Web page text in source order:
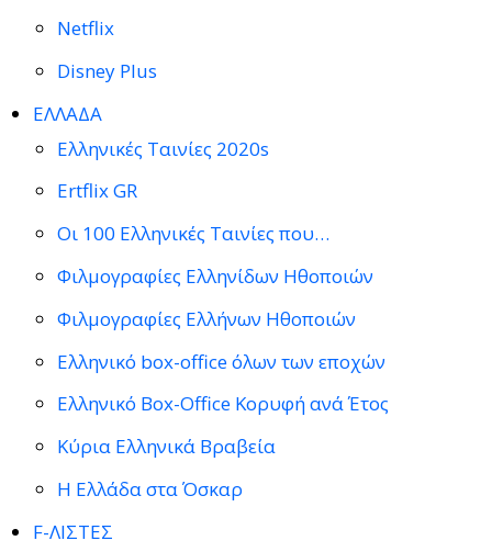
Netflix
Disney Plus
ΕΛΛΑΔΑ
Ελληνικές Ταινίες 2020s
Ertflix GR
Οι 100 Ελληνικές Ταινίες που…
Φιλμογραφίες Ελληνίδων Ηθοποιών
Φιλμογραφίες Ελλήνων Ηθοποιών
Ελληνικό box-office όλων των εποχών
Ελληνικό Box-Office Κορυφή ανά Έτος
Κύρια Ελληνικά Βραβεία
Η Ελλάδα στα Όσκαρ
F-ΛΙΣΤΕΣ